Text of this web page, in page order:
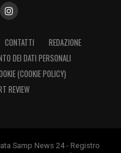
CONTATTI
REDAZIONE
DEI DATI PERSONALI
(COOKIE POLICY)
REVIEW
Samp News 24 - Registro